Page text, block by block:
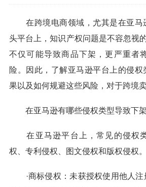
在跨境电商领域，尤其是在亚马
头平台上，知识产权问题是不容忽视的
不仅可能导致商品下架，更严重者
险。因此，了解亚马逊平台上的侵
果以及如何规避这些风险，对于跨境
在亚马逊有哪些侵权类型导致下架
在亚马逊平台上，常见的侵权
权、专利侵权、图文侵权和版权侵权。
·商标侵权：未获授权使用他人注